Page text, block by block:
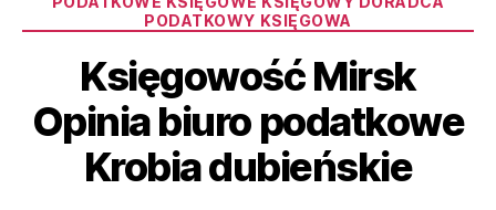
PODATKOWY KSIĘGOWA
Księgowość Mirsk
Opinia biuro podatkowe
Krobia dubieńskie